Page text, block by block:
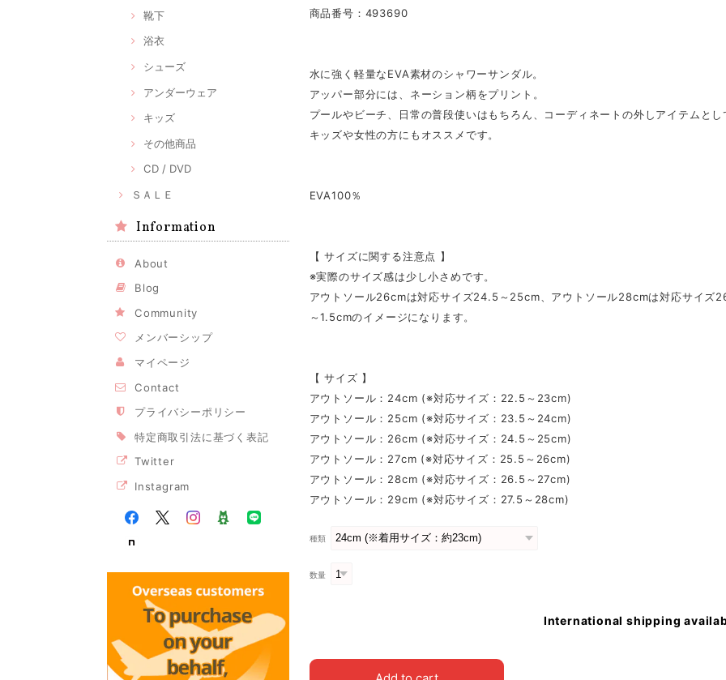
靴下
浴衣
シューズ
アンダーウェア
キッズ
その他商品
CD / DVD
ＳＡＬＥ
Information
About
Blog
Community
メンバーシップ
マイページ
Contact
プライバシーポリシー
特定商取引法に基づく表記
Twitter
Instagram
商品番号：493690
水に強く軽量なEVA素材のシャワーサンダル。
アッパー部分には、ネーション柄をプリント。
プールやビーチ、日常の普段使いはもちろん、コーディネートの外しアイテムと
キッズや女性の方にもオススメです。
EVA100％
【 サイズに関する注意点 】
※実際のサイズ感は少し小さめです。
アウトソール26cmは対応サイズ24.5～25cm、アウトソール28cmは対応サイズ
～1.5cmのイメージになります。
【 サイズ 】
アウトソール：24cm (※対応サイズ：22.5～23cm)
アウトソール：25cm (※対応サイズ：23.5～24cm)
アウトソール：26cm (※対応サイズ：24.5～25cm)
アウトソール：27cm (※対応サイズ：25.5～26cm)
アウトソール：28cm (※対応サイズ：26.5～27cm)
アウトソール：29cm (※対応サイズ：27.5～28cm)
種類
数量
International shipping